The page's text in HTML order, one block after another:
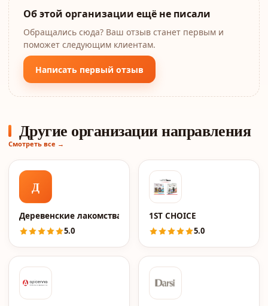
Об этой организации ещё не писали
Обращались сюда? Ваш отзыв станет первым и
поможет следующим клиентам.
Написать первый отзыв
Другие организации направления
Смотреть все →
Д
Деревенские лакомства
5.0
1ST CHOICE
5.0